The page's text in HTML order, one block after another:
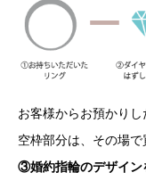
お客様からお預かり
空枠部分は、その場で
③婚約指輪のデザイン